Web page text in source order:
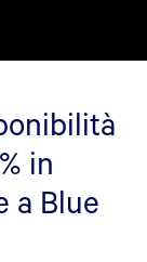
in
a Blue